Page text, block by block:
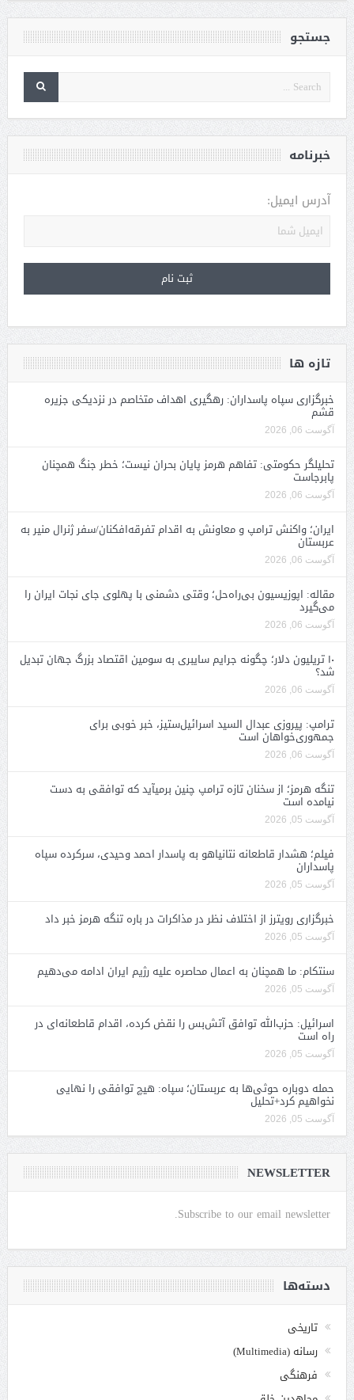
جستجو
خبرنامه
آدرس ایمیل:
تازه ها
خبرگزاری سپاه پاسداران: رهگیری اهداف متخاصم در نزدیکی جزیره
قشم
آگوست 06, 2026
تحلیلگر حکومتی: تفاهم هرمز پایان بحران نیست؛ خطر جنگ همچنان
پابرجاست
آگوست 06, 2026
ایران؛ واکنش ترامپ و معاونش به اقدام تفرقه‌افکنان/سفر ژنرال منیر به
عربستان
آگوست 06, 2026
مقاله: اپوزیسیون بی‌راه‌حل؛ وقتی دشمنی با پهلوی جای نجات ایران را
می‌گیرد
آگوست 06, 2026
۱۰ تریلیون دلار؛ چگونه جرایم سایبری به سومین اقتصاد بزرگ جهان تبدیل
شد؟
آگوست 06, 2026
ترامپ: پیروزی عبدال السید اسرائیل‌ستیز، خبر خوبی برای
جمهوری‌خواهان است
آگوست 06, 2026
تنگه هرمز؛ از سخنان تازه ترامپ چنین برمیآید که توافقی به دست
نیامده است
آگوست 05, 2026
فیلم؛ هشدار قاطعانه نتانیاهو به پاسدار احمد وحیدی، سرکرده سپاه
پاسداران
آگوست 05, 2026
خبرگزاری رویترز از اختلاف نظر در مذاکرات در باره تنگه هرمز خبر داد
آگوست 05, 2026
سنتکام: ما همچنان به اعمال محاصره علیه رژیم ایران ادامه می‌دهیم
آگوست 05, 2026
اسرائیل: حزب‌الله توافق آتش‌بس را نقض کرده، اقدام قاطعانه‌ای در
راه است
آگوست 05, 2026
حمله دوباره حوثی‌ها به عربستان؛ سپاه: هیچ توافقی را نهایی
نخواهیم کرد+تحلیل
آگوست 05, 2026
NEWSLETTER
Subscribe to our email newsletter.
دسته‌ها
تاریخی
رسانه (Multimedia)
فرهنگی